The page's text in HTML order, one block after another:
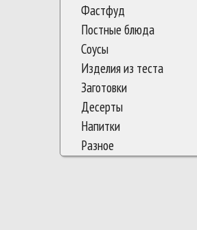
Фастфуд
Постные блюда
Соусы
Изделия из теста
Заготовки
Десерты
Напитки
Разное